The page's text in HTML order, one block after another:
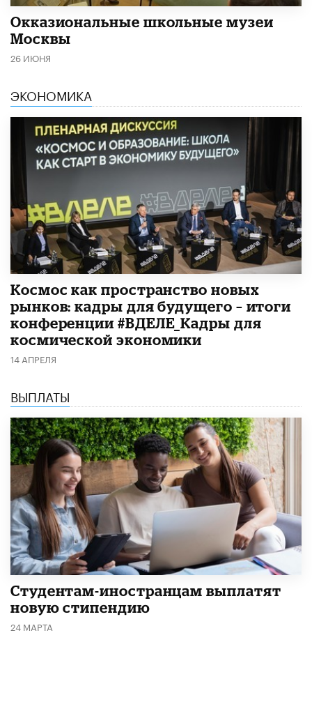
​Окказиональные школьные музеи
Москвы
26 ИЮНЯ
ЭКОНОМИКА
Космос как пространство новых
рынков: кадры для будущего – итоги
конференции #ВДЕЛЕ_Кадры для
космической экономики
14 АПРЕЛЯ
ВЫПЛАТЫ
Студентам-иностранцам выплатят
новую стипендию
24 МАРТА